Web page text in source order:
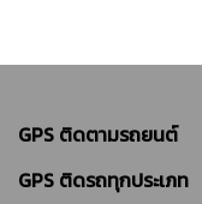
GPS ติดตามรถยนต์
GPS ติดรถทุกประเภท